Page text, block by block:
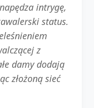
intrygę,
status.
z
damy dodają
złożoną sieć